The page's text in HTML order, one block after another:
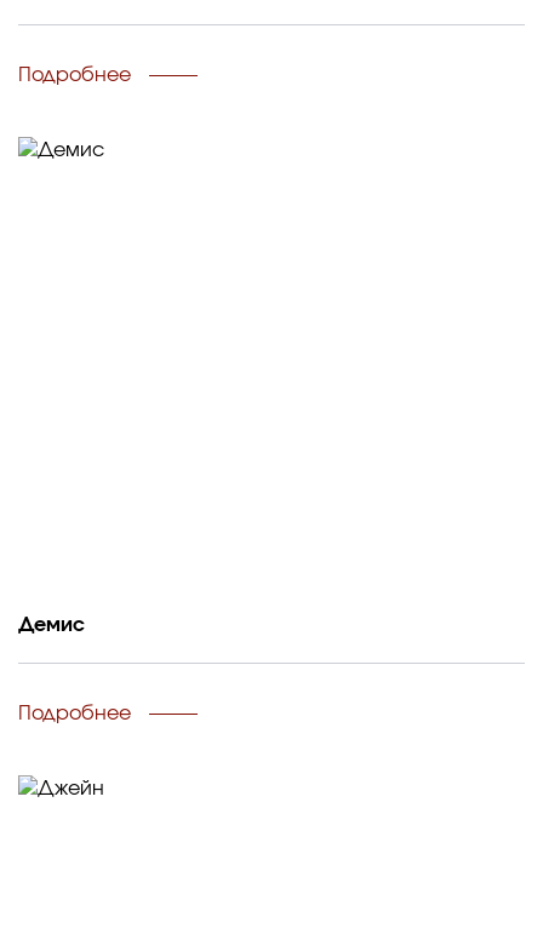
Подробнее
Демис
Подробнее